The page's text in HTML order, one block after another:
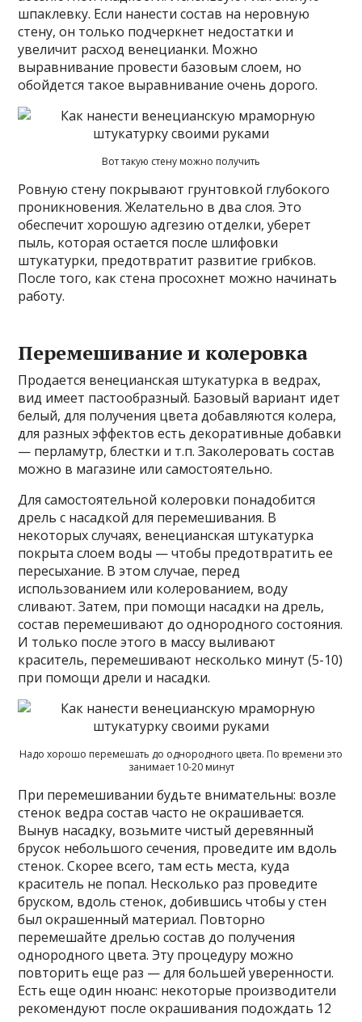
шпаклевку. Если нанести состав на неровную
стену, он только подчеркнет недостатки и
увеличит расход венецианки. Можно
выравнивание провести базовым слоем, но
обойдется такое выравнивание очень дорого.
Вот такую стену можно получить
Ровную стену покрывают грунтовкой глубокого
проникновения. Желательно в два слоя. Это
обеспечит хорошую адгезию отделки, уберет
пыль, которая остается после шлифовки
штукатурки, предотвратит развитие грибков.
После того, как стена просохнет можно начинать
работу.
Перемешивание и колеровка
Продается венецианская штукатурка в ведрах,
вид имеет пастообразный. Базовый вариант идет
белый, для получения цвета добавляются колера,
для разных эффектов есть декоративные добавки
— перламутр, блестки и т.п. Заколеровать состав
можно в магазине или самостоятельно.
Для самостоятельной колеровки понадобится
дрель с насадкой для перемешивания. В
некоторых случаях, венецианская штукатурка
покрыта слоем воды — чтобы предотвратить ее
пересыхание. В этом случае, перед
использованием или колерованием, воду
сливают. Затем, при помощи насадки на дрель,
состав перемешивают до однородного состояния.
И только после этого в массу выливают
краситель, перемешивают несколько минут (5-10)
при помощи дрели и насадки.
Надо хорошо перемешать до однородного цвета. По времени это
занимает 10-20 минут
При перемешивании будьте внимательны: возле
стенок ведра состав часто не окрашивается.
Вынув насадку, возьмите чистый деревянный
брусок небольшого сечения, проведите им вдоль
стенок. Скорее всего, там есть места, куда
краситель не попал. Несколько раз проведите
бруском, вдоль стенок, добившись чтобы у стен
был окрашенный материал. Повторно
перемешайте дрелью состав до получения
однородного цвета. Эту процедуру можно
повторить еще раз — для большей уверенности.
Есть еще один нюанс: некоторые производители
рекомендуют после окрашивания подождать 12